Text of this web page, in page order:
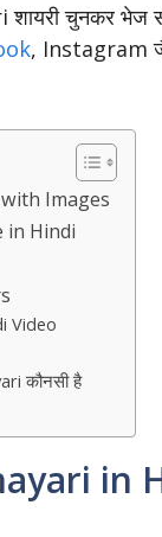
चुनकर भेज
, Instagram
Images
in Hindi
Video
कौनसी है
in